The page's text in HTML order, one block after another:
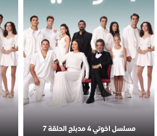
مسلسل اخوتي 4 مدبلج الحلقة 7